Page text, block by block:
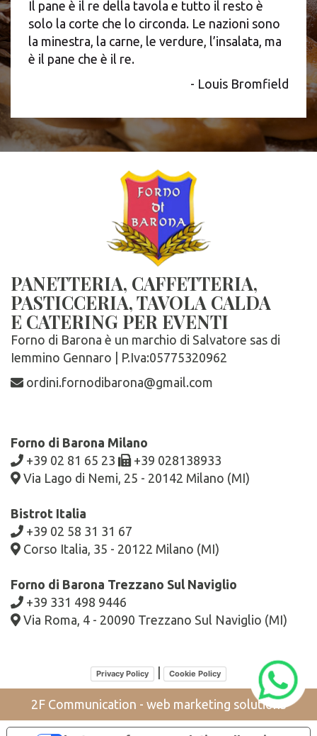
Il pane è il re della tavola e tutto il resto è
solo la corte che lo circonda. Le nazioni sono
la minestra, la carne, le verdure, l’insalata, ma
è il pane che è il re.
- Louis Bromfield
PANETTERIA, CAFFETTERIA,
PASTICCERIA, TAVOLA CALDA
E CATERING PER EVENTI
Forno di Barona è un marchio di Salvatore sas di
Iemmino Gennaro | P.Iva:05775320962
ordini.fornodibarona@gmail.com
Forno di Barona Milano
+39 02 81 65 23
+39 028138933
Via Lago di Nemi, 25 - 20142 Milano (MI)
Bistrot Italia
+39 02 58 31 31 67
Corso Italia, 35 - 20122 Milano (MI)
Forno di Barona Trezzano Sul Naviglio
+39 331 498 9446
Via Roma, 4 - 20090 Trezzano Sul Naviglio (MI)
Privacy Policy Cookie Policy
2F Communication - web marketing solutions